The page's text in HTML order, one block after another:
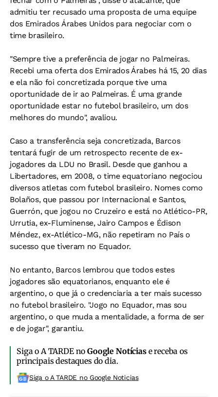
admitiu ter recusado uma proposta de uma equipe
dos Emirados Árabes Unidos para negociar com o
time brasileiro.
"Sempre tive a preferência de jogar no Palmeiras.
Recebi uma oferta dos Emirados Árabes há 15, 20 dias
e ela não foi concretizada porque tive uma
oportunidade de ir ao Palmeiras. É uma grande
oportunidade estar no futebol brasileiro, um dos
melhores do mundo", avaliou.
Caso a transferência seja concretizada, Barcos
tentará fugir de um retrospecto recente de ex-
jogadores da LDU no Brasil. Desde que ganhou a
Libertadores, em 2008, o time equatoriano negociou
diversos atletas com futebol brasileiro. Nomes como
Bolaños, que passou por Internacional e Santos,
Guerrón, que jogou no Cruzeiro e está no Atlético-PR,
Urrutia, ex-Fluminense, Jairo Campos e Édison
Méndez, ex-Atlético-MG, não repetiram no País o
sucesso que tiveram no Equador.
No entanto, Barcos lembrou que todos estes
jogadores são equatorianos, enquanto ele é
argentino, o que já o credenciaria a ter mais sucesso
no futebol brasileiro. "Jogo no Equador, mas sou
argentino, o que muda a mentalidade, a forma de ser
e de jogar", garantiu.
Siga o A TARDE noGoogle Notíciase receba os
principais destaques do dia.
Siga o A TARDE no Google Noticias